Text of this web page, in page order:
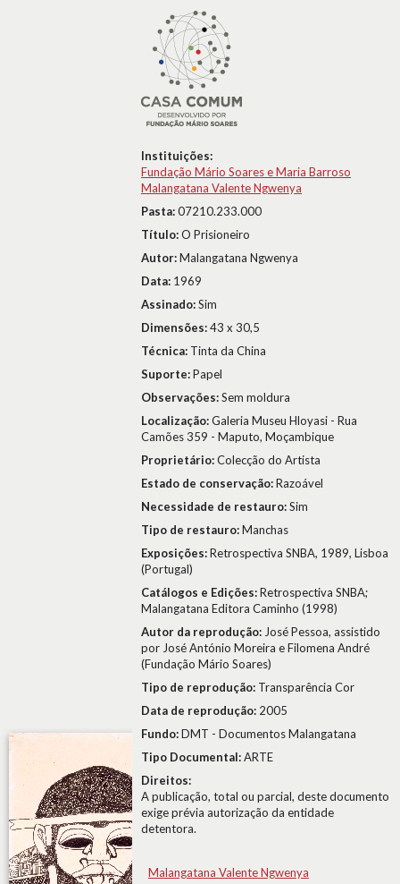
Instituições:
Fundação Mário Soares e Maria Barroso
Malangatana Valente Ngwenya
Pasta:07210.233.000
Título:O Prisioneiro
Autor:Malangatana Ngwenya
Data: 1969
Assinado:Sim
Dimensões:43 x 30,5
Técnica: Tinta da China
Suporte:Papel
Observações:Sem moldura
Localização:Galeria Museu Hloyasi - Rua
Camões 359 - Maputo, Moçambique
Proprietário:Colecção do Artista
Estado de conservação:Razoável
Necessidade de restauro:Sim
Tipo de restauro:Manchas
Exposições:Retrospectiva SNBA, 1989, Lisboa
(Portugal)
Catálogos e Edições:Retrospectiva SNBA;
Malangatana Editora Caminho (1998)
Autor da reprodução: José Pessoa, assistido
por José António Moreira e Filomena André
(Fundação Mário Soares)
Tipo de reprodução: Transparência Cor
Data de reprodução: 2005
Fundo:DMT - Documentos Malangatana
Tipo Documental:ARTE
Direitos:
A publicação, total ou parcial, deste documento
exige prévia autorização da entidade
detentora.
Malangatana Valente Ngwenya